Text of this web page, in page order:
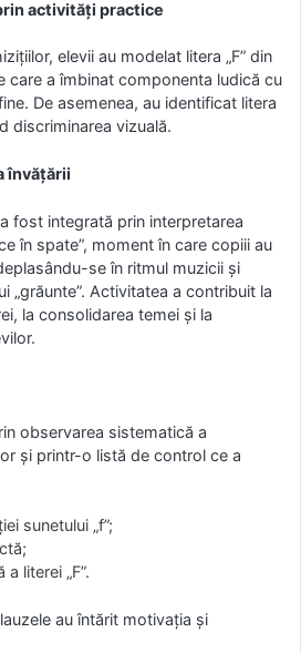
activități practice
elevii au modelat litera „F” din
care a îmbinat componenta ludică cu
De asemenea, au identificat litera
discriminarea vizuală.
învățării
fost integrată prin interpretarea
în spate”, moment în care copiii au
se în ritmul muzicii și
„grăunte”. Activitatea a contribuit la
la consolidarea temei și la
observarea sistematică a
și printr-o listă de control ce a
sunetului „f”;
literei „F”.
au întărit motivația și